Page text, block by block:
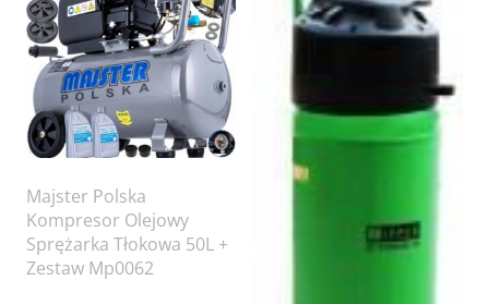
Majster Polska
Kompresor Olejowy
Sprężarka Tłokowa 50L +
Zestaw Mp0062